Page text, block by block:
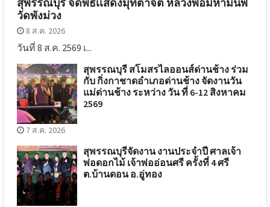
สุพรรณบุรี จัดพิธีเเสดงมุทิตาจิต หลวงพ่อมหามนพ
วัดพังม่วง
8 ส.ค. 2026
วันที่ 8 ส.ค. 2569 เ...
สุพรรณบุรี สโมสรไลออนส์ด่านช้าง ร่วม
กับ กิ่งกาชาดอำเภอด่านช้าง จัดงานวัน
แม่ด่านช้าง ระหว่าง วัน ที่ 6-12 สิงหาคม
2569
7 ส.ค. 2026
สุพรรณบุรีจัดงาน งานประจำปี ศาลเจ้า
พ่อดอกไม้ เจ้าพ่ออ่อนศรี ครั้งที่ 4 ศรี
ต.บ้านดอน อ.อู่ทอง